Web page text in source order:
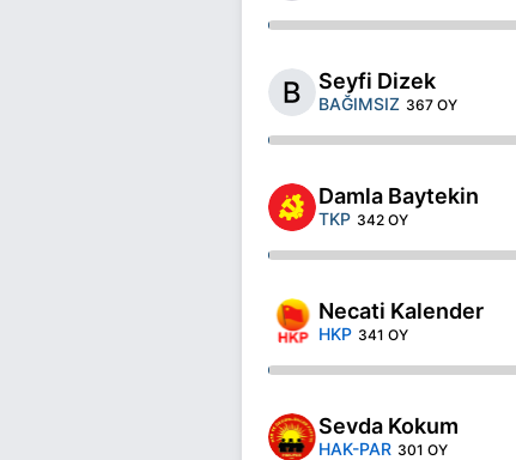
Seyfi Dizek
BAĞIMSIZ 367 OY
Damla Baytekin
TKP 342 OY
Necati Kalender
HKP 341 OY
Sevda Kokum
HAK-PAR 301 OY